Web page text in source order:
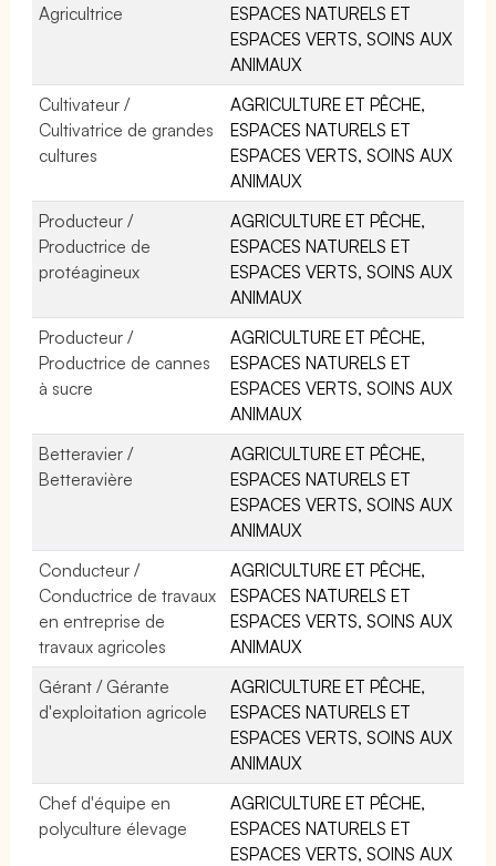
Agricultrice
ESPACES NATURELS ET
ESPACES VERTS, SOINS AUX
ANIMAUX
Cultivateur /
Cultivatrice de grandes
cultures
AGRICULTURE ET PÊCHE,
ESPACES NATURELS ET
ESPACES VERTS, SOINS AUX
ANIMAUX
Producteur /
Productrice de
protéagineux
AGRICULTURE ET PÊCHE,
ESPACES NATURELS ET
ESPACES VERTS, SOINS AUX
ANIMAUX
Producteur /
Productrice de cannes
à sucre
AGRICULTURE ET PÊCHE,
ESPACES NATURELS ET
ESPACES VERTS, SOINS AUX
ANIMAUX
Betteravier /
Betteravière
AGRICULTURE ET PÊCHE,
ESPACES NATURELS ET
ESPACES VERTS, SOINS AUX
ANIMAUX
Conducteur /
Conductrice de travaux
en entreprise de
travaux agricoles
AGRICULTURE ET PÊCHE,
ESPACES NATURELS ET
ESPACES VERTS, SOINS AUX
ANIMAUX
Gérant / Gérante
d'exploitation agricole
AGRICULTURE ET PÊCHE,
ESPACES NATURELS ET
ESPACES VERTS, SOINS AUX
ANIMAUX
Chef d'équipe en
polyculture élevage
AGRICULTURE ET PÊCHE,
ESPACES NATURELS ET
ESPACES VERTS, SOINS AUX